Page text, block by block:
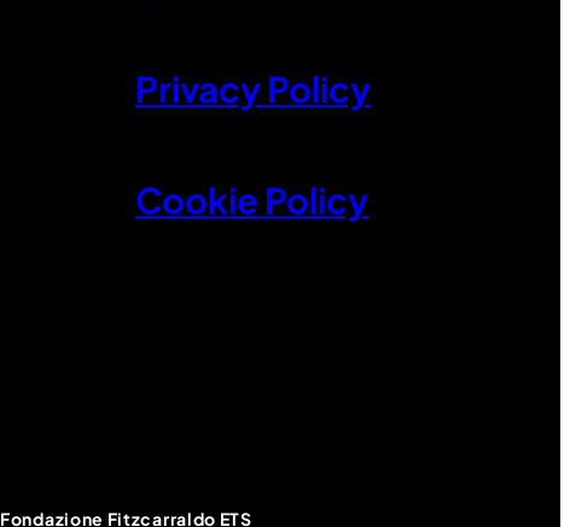
Privacy Policy
Cookie Policy
Fondazione Fitzcarraldo ETS